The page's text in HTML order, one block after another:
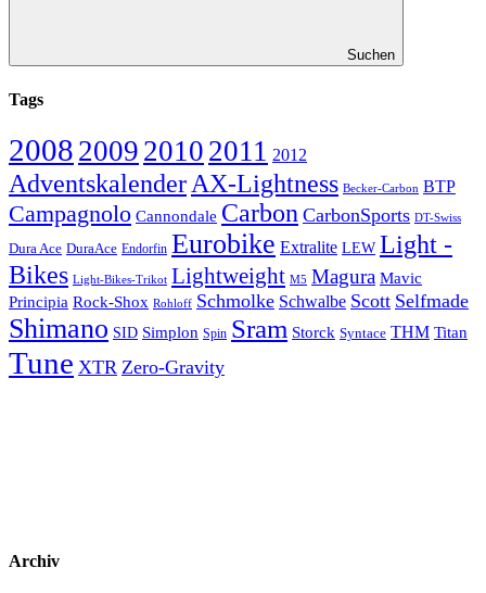
Suchen
Tags
2008 2009 2010 2011 2012
Adventskalender AX-Lightness Becker-Carbon BTP
Campagnolo Cannondale Carbon CarbonSports DT-Swiss
Dura Ace DuraAce Endorfin Eurobike Extralite LEW Light -
Bikes Light-Bikes-Trikot Lightweight M5 Magura Mavic
Principia Rock-Shox Rohloff Schmolke Schwalbe Scott Selfmade
Shimano SID Simplon Spin Sram Storck Syntace THM Titan
Tune XTR Zero-Gravity
Archiv